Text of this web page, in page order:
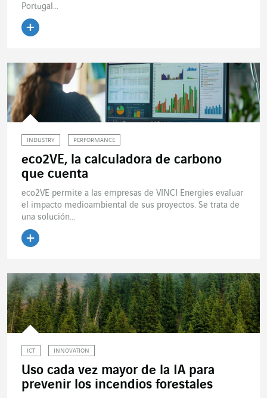
Portugal...
INDUSTRY PERFORMANCE
eco2VE, la calculadora de carbono
que cuenta
eco2VE permite a las empresas de VINCI Energies evaluar
el impacto medioambiental de sus proyectos. Se trata de
una solución...
ICT INNOVATION
Uso cada vez mayor de la IA para
prevenir los incendios forestales